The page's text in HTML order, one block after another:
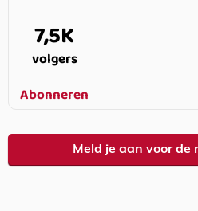
7,5K
volgers
Abonneren
Meld je aan voor de